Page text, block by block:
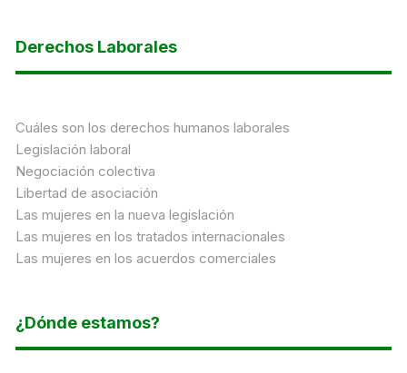
Derechos Laborales
Cuáles son los derechos humanos laborales
Legislación laboral
Negociación colectiva
Libertad de asociación
Las mujeres en la nueva legislación
Las mujeres en los tratados internacionales
Las mujeres en los acuerdos comerciales
¿Dónde estamos?